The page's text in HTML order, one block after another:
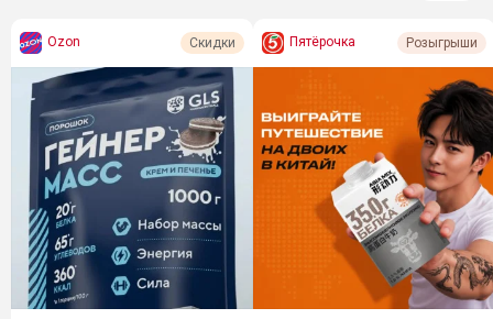
Ozon Скидки Пятёрочка Розыгрыши